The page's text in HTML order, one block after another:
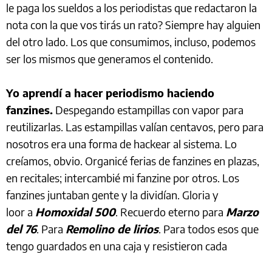
le paga los sueldos a los periodistas que redactaron la
nota con la que vos tirás un rato? Siempre hay alguien
del otro lado. Los que consumimos, incluso, podemos
ser los mismos que generamos el contenido.
Yo aprendí a hacer periodismo haciendo
fanzines. Despegando estampillas con vapor para
reutilizarlas. Las estampillas valían centavos, pero para
nosotros era una forma de hackear al sistema. Lo
creíamos, obvio. Organicé ferias de fanzines en plazas,
en recitales; intercambié mi fanzine por otros. Los
fanzines juntaban gente y la dividían. Gloria y
loor a Homoxidal 500. Recuerdo eterno para Marzo
del 76. Para Remolino de lirios. Para todos esos que
tengo guardados en una caja y resistieron cada